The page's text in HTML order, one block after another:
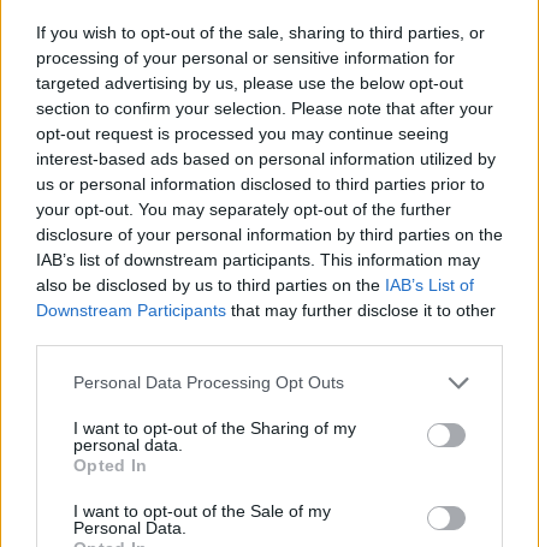
If you wish to opt-out of the sale, sharing to third parties, or
processing of your personal or sensitive information for
targeted advertising by us, please use the below opt-out
section to confirm your selection. Please note that after your
opt-out request is processed you may continue seeing
interest-based ads based on personal information utilized by
us or personal information disclosed to third parties prior to
your opt-out. You may separately opt-out of the further
disclosure of your personal information by third parties on the
IAB’s list of downstream participants. This information may
also be disclosed by us to third parties on the IAB’s List of
Downstream Participants that may further disclose it to other
Personal Data Processing Opt Outs
I want to opt-out of the Sharing of my
personal data.
Opted In
I want to opt-out of the Sale of my
Personal Data.
- hozza a vezető hírek között a BBC. A hajó 70 méter mélyre
süllyedt el a tengerben egy teherszállítóval történő ütközést
követő repedés miatt. A legénységet sikerült időben
kimenteni, így a katasztrófának nincsen emberi áldozata,
ugyanakkor a hajó partra juttatását éjszaka túlságosan
kockázatosnak tartották. Amennyiben a vízben teljesen
feloldódni képes foszforsav...
KEDVES OLVASÓNK!
A keresett cikk a portfolio.hu hírarchívumához
tartozik, melynek olvasása előfizetéses
regisztrációhoz kötött.
Az előfizetés a következőket tartalmazza:
Portfolio.hu teljes cikkarchívum
Kötéslisták: BÉT elmúlt 2 év napon belüli
kötéslistái